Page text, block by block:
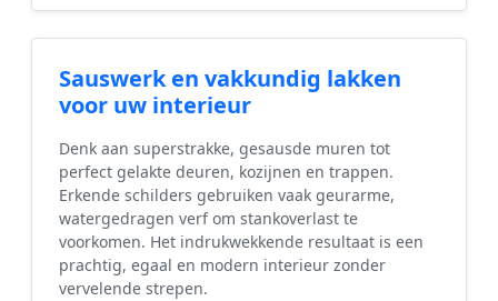
Sauswerk en vakkundig lakken
voor uw interieur
Denk aan superstrakke, gesausde muren tot
perfect gelakte deuren, kozijnen en trappen.
Erkende schilders gebruiken vaak geurarme,
watergedragen verf om stankoverlast te
voorkomen. Het indrukwekkende resultaat is een
prachtig, egaal en modern interieur zonder
vervelende strepen.